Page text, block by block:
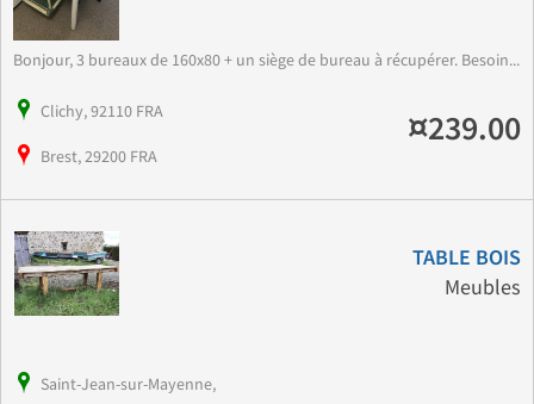
Bonjour, 3 bureaux de 160x80 + un siège de bureau à récupérer. Besoin...
Clichy, 92110 FRA
Brest, 29200 FRA
¤239.00
TABLE BOIS
Meubles
Saint-Jean-sur-Mayenne,